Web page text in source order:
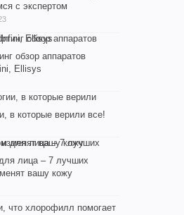
с экспертом
обзор аппаратов
Ellisys
в которые верили все!
лица – 7 лучших
вашу кожу
что хлорофилл помогает